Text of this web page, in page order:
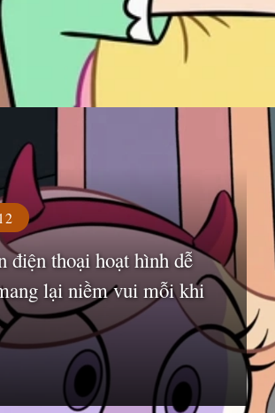
susach.edu.vn/avatar-hoat-hinh
điện thoại hoạt hình dễ
lại niềm vui mỗi khi